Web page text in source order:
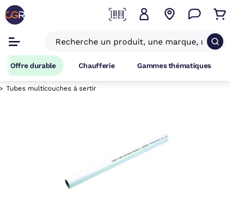
Offre durable Chaufferie Gammes thématiques
Tubes multicouches à sertir